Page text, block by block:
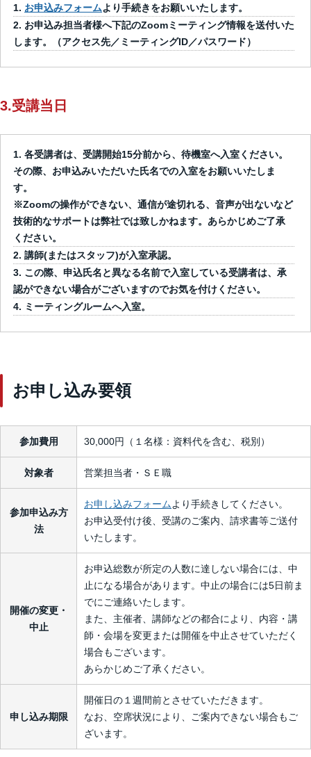
お申込みフォームより手続きをお願いいたします。
お申込み担当者様へ下記のZoomミーティング情報を送付いた
します。（アクセス先／ミーティングID／パスワード）
3.受講当日
各受講者は、受講開始15分前から、待機室へ入室ください。
その際、お申込みいただいた氏名での入室をお願いいたしま
す。
※Zoomの操作ができない、通信が途切れる、音声が出ないなど
技術的なサポートは弊社では致しかねます。あらかじめご了承
ください。
講師(またはスタッフ)が入室承認。
この際、申込氏名と異なる名前で入室している受講者は、承
認ができない場合がございますのでお気を付けください。
ミーティングルームへ入室。
お申し込み要領
参加費用 30,000円（１名様：資料代を含む、税別）
対象者 営業担当者・ＳＥ職
参加申込み方
法
お申し込みフォームより手続きしてください。
お申込受付け後、受講のご案内、請求書等ご送付
いたします。
開催の変更・
中止
お申込総数が所定の人数に達しない場合には、中
止になる場合があります。中止の場合には5日前ま
でにご連絡いたします。
また、主催者、講師などの都合により、内容・講
師・会場を変更または開催を中止させていただく
場合もございます。
あらかじめご了承ください。
申し込み期限
開催日の１週間前とさせていただきます。
なお、空席状況により、ご案内できない場合もご
ざいます。